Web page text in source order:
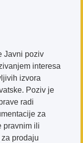
Javni poziv
interesa
izvora
Poziv je
radi
za
pravnim ili
prodaju